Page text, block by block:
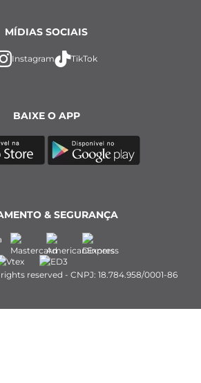
BAIXE O APP
MÍDIAS SOCIAIS
Instagram TikTok
& SEGURANÇA
reserved - CNPJ: 18.784.958/0001-86